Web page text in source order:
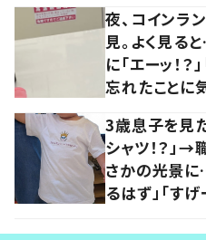
夜、コインラ
見。よく見る
に「エーッ！？
忘れたことに
3歳息子を見
シャツ！？」
さかの光景に
るはず」「すげ